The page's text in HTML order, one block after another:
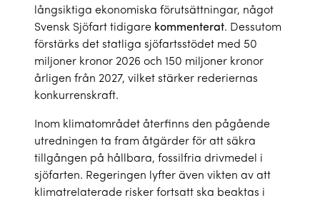
långsiktiga ekonomiska förutsättningar, något
Svensk Sjöfart tidigare kommenterat. Dessutom
förstärks det statliga sjöfartsstödet med 50
miljoner kronor 2026 och 150 miljoner kronor
årligen från 2027, vilket stärker rederiernas
konkurrenskraft.
Inom klimatområdet återfinns den pågående
utredningen ta fram åtgärder för att säkra
tillgången på hållbara, fossilfria drivmedel i
sjöfarten. Regeringen lyfter även vikten av att
klimatrelaterade risker fortsatt ska beaktas i